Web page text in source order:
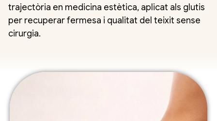
trajectòria en medicina estètica, aplicat als glutis
per recuperar fermesa i qualitat del teixit sense
cirurgia.